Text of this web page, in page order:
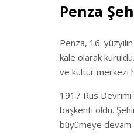
Penza
Penza, 16.
kale olarak
ve kültür merkezi
1917 Rus Devrimi
başkenti oldu.
büyümeye devam